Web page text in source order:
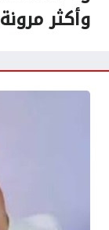
وأكثر مرونة